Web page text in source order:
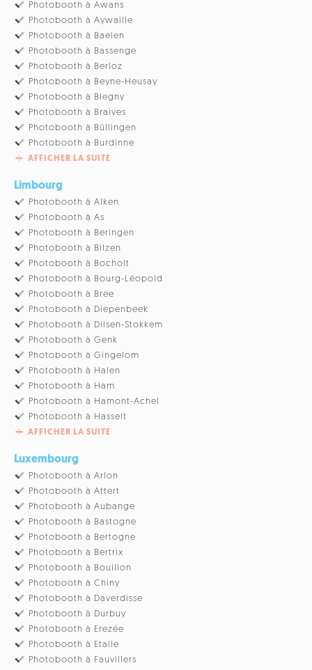
Photobooth à Awans
Photobooth à Aywaille
Photobooth à Baelen
Photobooth à Bassenge
Photobooth à Berloz
Photobooth à Beyne-Heusay
Photobooth à Blegny
Photobooth à Braives
Photobooth à Büllingen
Photobooth à Burdinne
AFFICHER LA SUITE
Limbourg
Photobooth à Alken
Photobooth à As
Photobooth à Beringen
Photobooth à Bilzen
Photobooth à Bocholt
Photobooth à Bourg-Léopold
Photobooth à Bree
Photobooth à Diepenbeek
Photobooth à Dilsen-Stokkem
Photobooth à Genk
Photobooth à Gingelom
Photobooth à Halen
Photobooth à Ham
Photobooth à Hamont-Achel
Photobooth à Hasselt
AFFICHER LA SUITE
Luxembourg
Photobooth à Arlon
Photobooth à Attert
Photobooth à Aubange
Photobooth à Bastogne
Photobooth à Bertogne
Photobooth à Bertrix
Photobooth à Bouillon
Photobooth à Chiny
Photobooth à Daverdisse
Photobooth à Durbuy
Photobooth à Erezée
Photobooth à Etalle
Photobooth à Fauvillers